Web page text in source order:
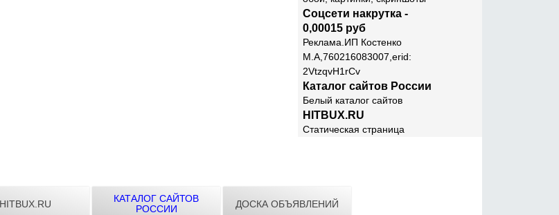
Соцсети накрутка -
0,00015 руб
Реклама.ИП Костенко
М.А,760216083007,erid:
2VtzqvH1rCv
Каталог сайтов России
Белый каталог сайтов
HITBUX.RU
Статическая страница
HITBUX.RU
КАТАЛОГ САЙТОВ
РОССИИ
ДОСКА ОБЪЯВЛЕНИЙ